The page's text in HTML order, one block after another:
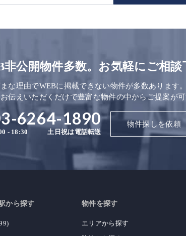
非公開物件多数。お気軽にご相談
な理由でWEBに掲載できない物件が多数あります。
伝えいただくだけで豊富な物件の中からご提案が可
6264-1890
- 18:30 土日祝は電話転送
物件探しを依頼
から探す 物件を探す
エリアから探す